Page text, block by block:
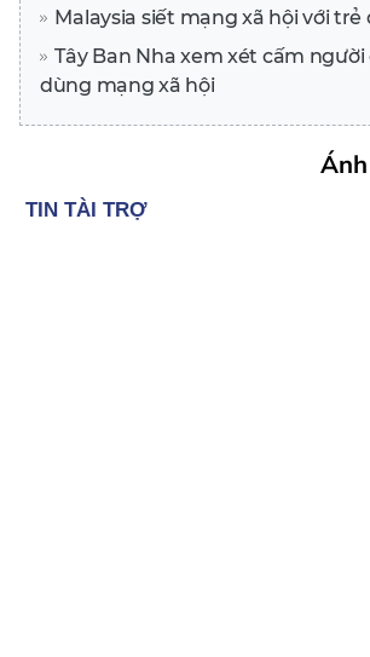
Malaysia siết mạng xã hội với trẻ
Tây Ban Nha xem xét cấm người
dùng mạng xã hội